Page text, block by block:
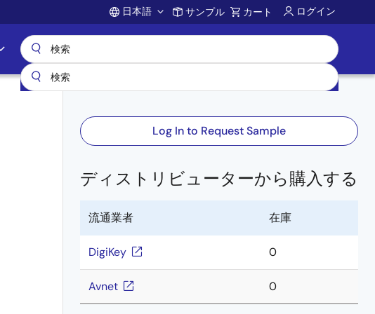
Account
日本語 サンプル カート ログイン
Log In to Request Sample
ディストリビューターから購入する
流通業者 在庫
DigiKey 0
Avnet 0